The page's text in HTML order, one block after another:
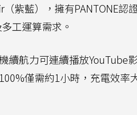
（紫藍），擁有PANTONE認
工運算需求。
續航力可連續播放YouTube
僅需約1小時，充電效率